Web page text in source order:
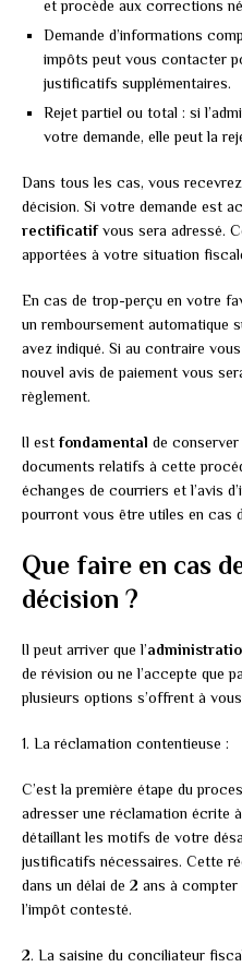
et procède aux corrections
Demande d’informations
impôts peut vous contacter
justificatifs supplémentaires.
Rejet partiel ou total : si
votre demande, elle peut la
Dans tous les cas, vous
décision. Si votre demande est
rectificatifvous sera adressé.
apportées à votre situation
En cas de trop-perçu en votre
un remboursement automatique
avez indiqué. Si au contraire
nouvel avis de paiement vous
règlement.
Il est fondamental de
documents relatifs à cette
échanges de courriers et l’avis
pourront vous être utiles en cas
Que faire en cas
décision ?
Il peut arriver que l’
de révision ou ne l’accepte que
plusieurs options s’offrent à
1. La réclamation contentieuse :
C’est la première étape du
adresser une réclamation écrite
détaillant les motifs de votre
justificatifs nécessaires. Cette
dans un délai de 2 ans à
l’impôt contesté.
2. La saisine du conciliateur